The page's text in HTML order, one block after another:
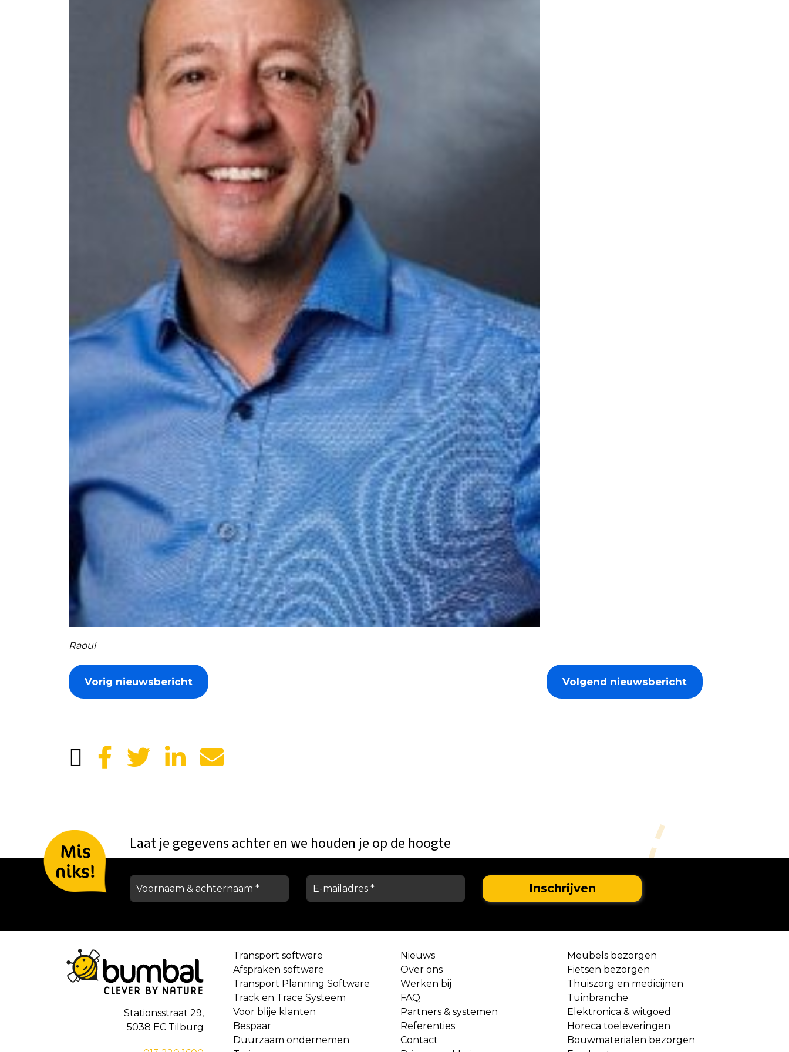
Raoul
Vorig nieuwsbericht Volgend nieuwsbericht
Laat je gegevens achter en we houden je op de hoogte
Mis
niks!
Stationsstraat 29,
5038 EC Tilburg
Transport software
Afspraken software
Transport Planning Software
Track en Trace Systeem
Voor blije klanten
Bespaar
Duurzaam ondernemen
Nieuws
Over ons
Werken bij
FAQ
Partners & systemen
Referenties
Contact
Meubels bezorgen
Fietsen bezorgen
Thuiszorg en medicijnen
Tuinbranche
Elektronica & witgoed
Horeca toeleveringen
Bouwmaterialen bezorgen